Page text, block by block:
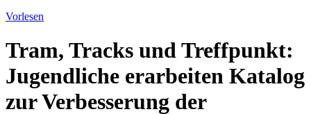
Vorlesen
Tram, Tracks und Treffpunkt:
Jugendliche erarbeiten Katalog
zur Verbesserung der